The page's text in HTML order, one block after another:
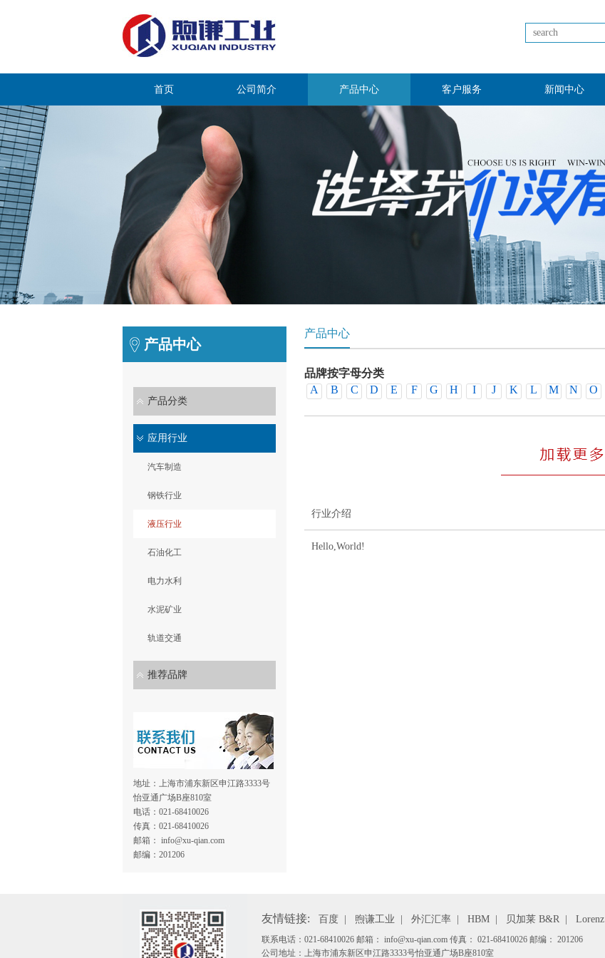
首页 公司简介 产品中心 客户服务 新闻中心
产品中心
产品分类
应用行业
汽车制造
钢铁行业
液压行业
石油化工
电力水利
水泥矿业
轨道交通
推荐品牌
地址：上海市浦东新区申江路3333号
怡亚通广场B座810室
电话：021-68410026
传真：021-68410026
邮箱： info@xu-qian.com
邮编：201206
产品中心
品牌按字母分类
A
B C D E F G H I J K L M N O
行业介绍
Hello,World!
友情链接: 百度 煦谦工业 外汇汇率 HBM 贝加莱 B&R Lorenz
联系电话：021-68410026 邮箱： info@xu-qian.com 传真： 021-68410026 邮编： 201206
公司地址：上海市浦东新区申江路3333号怡亚通广场B座810室